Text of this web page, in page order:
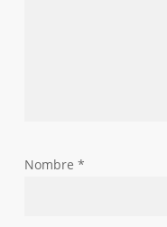
Nombre *